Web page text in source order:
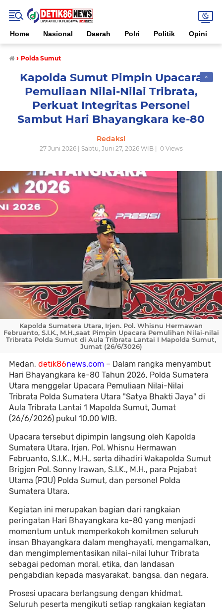
Home Nasional Daerah Polri Politik Opini
› Polda Sumut
✕
Kapolda Sumut Pimpin Upacara
Pemuliaan Nilai-Nilai Tribrata,
Perkuat Integritas Personel
Sambut Hari Bhayangkara ke-80
Redaksi
27 Juni 2026 | Sabtu, Juni 27, 2026 WIB | 0Views
Kapolda Sumatera Utara, Irjen. Pol. Whisnu Hermawan
Februanto, S.I.K., M.H.,saat Pimpin Upacara Pemulihan Nilai-nilai
Tribrata Polda Sumut di Aula Tribrata Lantai I Mapolda Sumut,
Jumat (26/6/3026)
Medan, detik86news.com – Dalam rangka menyambut
Hari Bhayangkara ke-80 Tahun 2026, Polda Sumatera
Utara menggelar Upacara Pemuliaan Nilai-Nilai
Tribrata Polda Sumatera Utara "Satya Bhakti Jaya" di
Aula Tribrata Lantai 1 Mapolda Sumut, Jumat
(26/6/2026) pukul 10.00 WIB.
Upacara tersebut dipimpin langsung oleh Kapolda
Sumatera Utara, Irjen. Pol. Whisnu Hermawan
Februanto, S.I.K., M.H., serta dihadiri Wakapolda Sumut
Brigjen Pol. Sonny Irawan, S.I.K., M.H., para Pejabat
Utama (PJU) Polda Sumut, dan personel Polda
Sumatera Utara.
Kegiatan ini merupakan bagian dari rangkaian
peringatan Hari Bhayangkara ke-80 yang menjadi
momentum untuk memperkokoh komitmen seluruh
insan Bhayangkara dalam menghayati, mengamalkan,
dan mengimplementasikan nilai-nilai luhur Tribrata
sebagai pedoman moral, etika, dan landasan
pengabdian kepada masyarakat, bangsa, dan negara.
Prosesi upacara berlangsung dengan khidmat.
Seluruh peserta mengikuti setiap rangkaian kegiatan